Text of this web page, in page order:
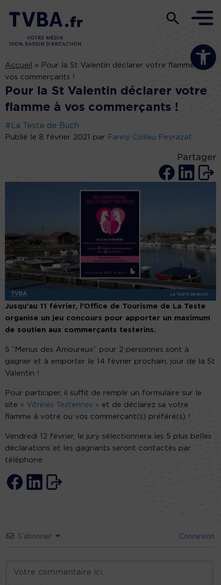
Ouvrir la
Accueil » Pour la St Valentin déclarer votre flamme à
vos commerçants !
Pour la St Valentin déclarer votre
flamme à vos commerçants !
#La Teste de Buch
Publié le 8 février 2021 par Fanny Colleu Peyrazat
Partager
Jusqu’au 11 février, l’Office de Tourisme de La Teste
organise un jeu concours pour apporter un maximum
de soutien aux commerçants testerins.
5 “Menus des Amoureux” pour 2 personnes sont à
gagner et à emporter le 14 février prochain, jour de la St
Valentin !
Pour participer, il suffit de remplir un formulaire sur le
site « Vitrines Testerines » et de déclarez sa votre
flamme à votre ou vos commerçant(s) préféré(s) !
Vendredi 12 février, le jury sélectionnera les 5 plus belles
déclarations et les gagnants seront contactés par
téléphone
S’abonner Connexion